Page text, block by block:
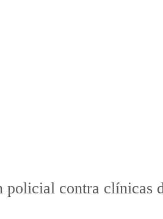
policial contra clínicas